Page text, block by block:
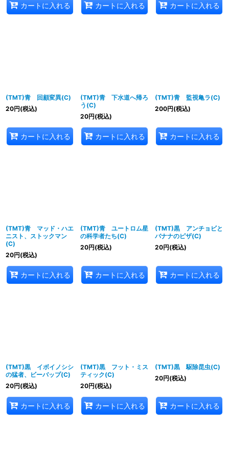
カートに入れる カートに入れる カートに入れる
(TMT)青 回顧変異(C)
20円(税込)
カートに入れる
(TMT)青 下水道へ帰ろ
う(C)
20円(税込)
カートに入れる
(TMT)青 監視亀ラ(C)
200円(税込)
カートに入れる
(TMT)青 マッド・ハエ
ニスト、ストックマン
(C)
20円(税込)
カートに入れる
(TMT)青 ユートロム星
の科学者たち(C)
20円(税込)
カートに入れる
(TMT)黒 アンチョビと
バナナのピザ(C)
20円(税込)
カートに入れる
(TMT)黒 イボイノシシ
の猛者、ビーバップ(C)
20円(税込)
カートに入れる
(TMT)黒 フット・ミス
ティック(C)
20円(税込)
カートに入れる
(TMT)黒 駆除昆虫(C)
20円(税込)
カートに入れる